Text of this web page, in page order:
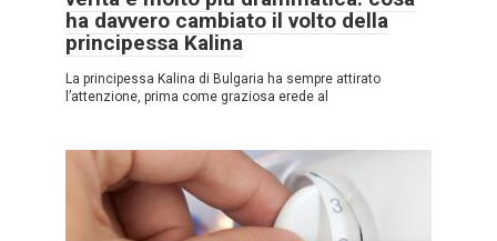
ha davvero cambiato il volto della
principessa Kalina
La principessa Kalina di Bulgaria ha sempre attirato
l’attenzione, prima come graziosa erede al